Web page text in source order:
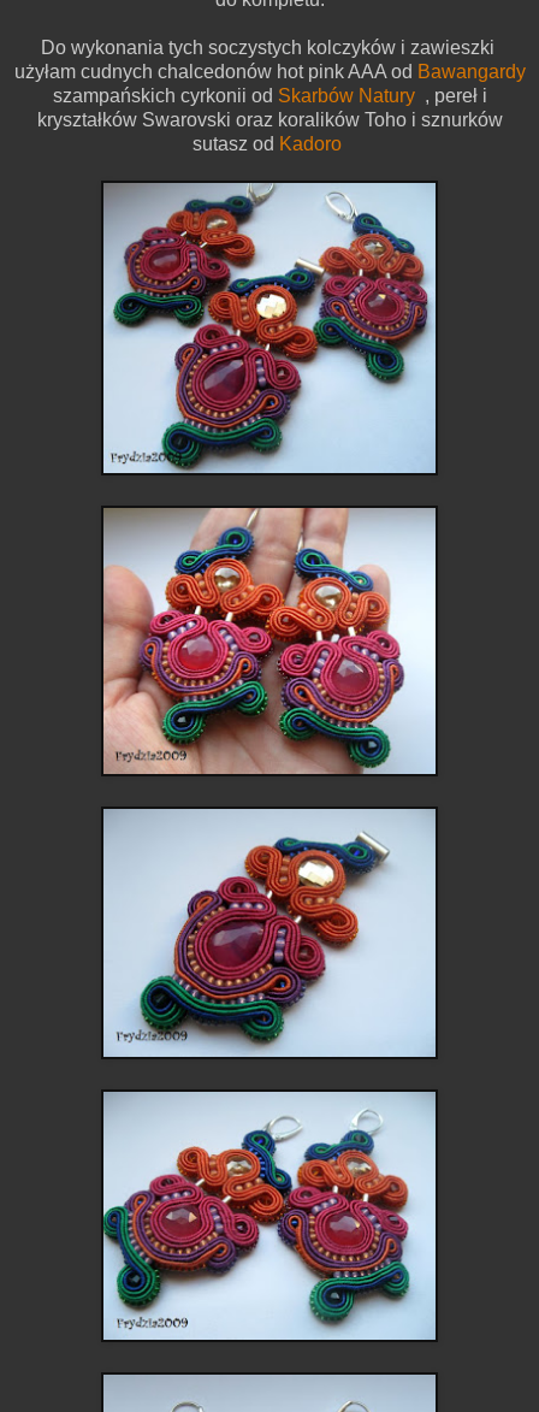
Do wykonania tych soczystych kolczyków i zawieszki
użyłam cudnych chalcedonów hot pink AAA od Bawangardy
szampańskich cyrkonii od Skarbów Natury, pereł i
kryształków Swarovski oraz koralików Toho i sznurków
sutasz od Kadoro